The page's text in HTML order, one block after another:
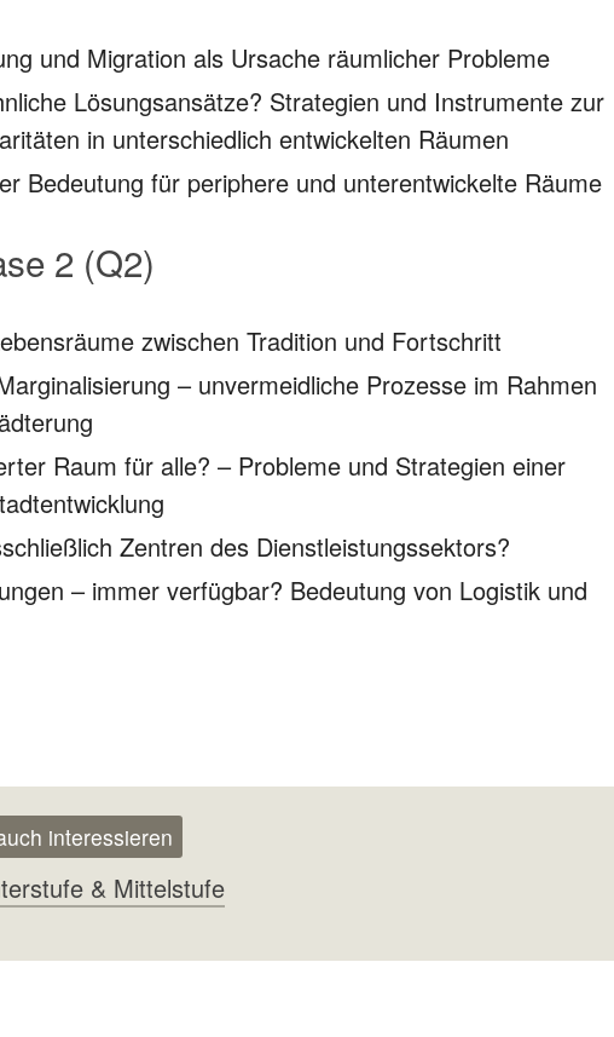
und Migration als Ursache räumlicher Probleme
Lösungsansätze? Strategien und Instrumente zur
in unterschiedlich entwickelten Räumen
Bedeutung für periphere und unterentwickelte Räume
2 (Q2)
zwischen Tradition und Fortschritt
– unvermeidliche Prozesse im Rahmen
Raum für alle? – Probleme und Strategien einer
Zentren des Dienstleistungssektors?
– immer verfügbar? Bedeutung von Logistik und
interessieren
& Mittelstufe